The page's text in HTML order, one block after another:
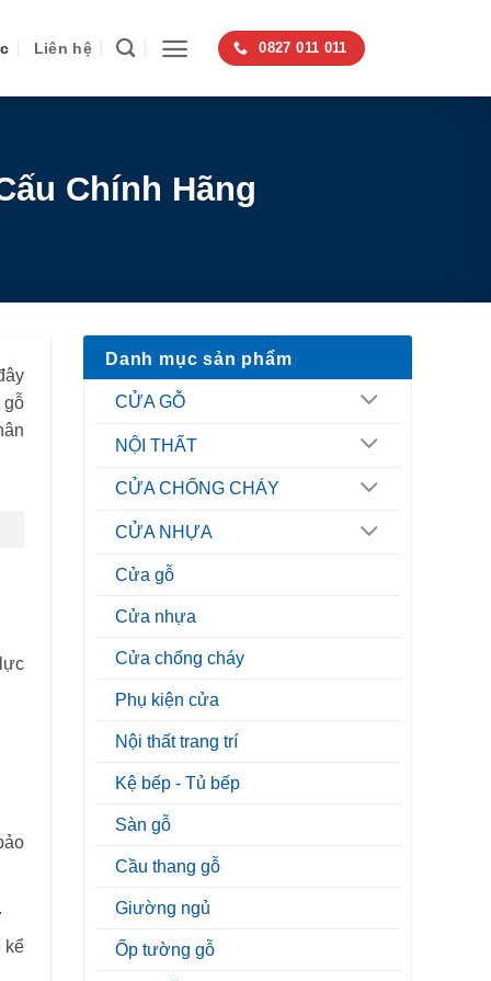
Liên hệ 0827 011 011
Chính Hãng
gỗ
kể
Danh mục sản phẩm
CỬA GỖ
NỘI THẤT
CỬA CHỐNG CHÁY
CỬA NHỰA
Cửa gỗ
Cửa nhựa
Cửa chống cháy
Phụ kiện cửa
Nội thất trang trí
Kệ bếp - Tủ bếp
Sàn gỗ
Cầu thang gỗ
Giường ngủ
Ốp tường gỗ